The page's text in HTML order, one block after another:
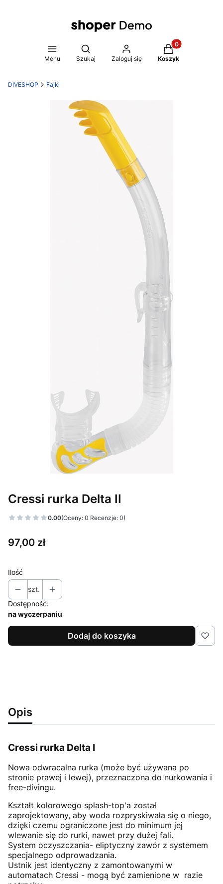
Menu
Otwórz wyszukiwarkę
Szukaj Zaloguj się
Produkty w
Koszyk
DIVESHOP Fajki
Cressi rurka Delta II
0.00(Oceny: 0 Recenzje: 0)
Cena
97,00 zł
Ilość
szt.
Dostępność:
na wyczerpaniu
Dodaj do koszyka
Opis
Cressi rurka Delta I
Nowa odwracalna rurka (może być używana po
stronie prawej i lewej), przeznaczona do nurkowania i
free-divingu.
Kształt kolorowego splash-top'a został
zaprojektowany, aby woda rozpryskiwała się o niego,
dzięki czemu ograniczone jest do minimum jej
wlewanie się do rurki, nawet przy dużej fali.
System oczyszczania- eliptyczny zawór z systemem
specjalnego odprowadzania.
Ustnik jest identyczny z zamontowanymi w
automatach Cressi - mogą być zamienione w razie